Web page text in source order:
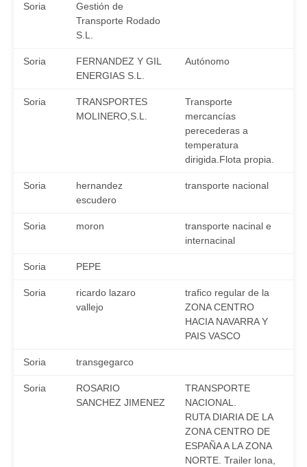
Soria
Gestión de
Transporte Rodado
S.L.
Soria
FERNANDEZ Y GIL
ENERGIAS S.L.
Autónomo
Soria
TRANSPORTES
MOLINERO,S.L.
Transporte
mercancías
perecederas a
temperatura
dirigida.Flota propia.
Soria
hernandez
escudero
transporte nacional
Soria moron
transporte nacinal e
internacinal
Soria PEPE
Soria
ricardo lazaro
vallejo
trafico regular de la
ZONA CENTRO
HACIA NAVARRA Y
PAIS VASCO
Soria transgegarco
Soria
ROSARIO
SANCHEZ JIMENEZ
TRANSPORTE
NACIONAL.
RUTA DIARIA DE LA
ZONA CENTRO DE
ESPAÑA A LA ZONA
NORTE. Trailer lona,